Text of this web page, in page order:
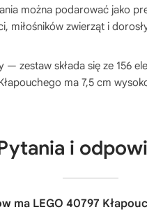
można podarować jako
miłośników zwierząt i
— zestaw składa się ze 156
ma 7,5 cm
i
ma LEGO 40797